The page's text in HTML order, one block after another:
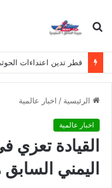
بحث
الرئيسية / اخبار عالمية
اخبار عالمية
القيادة تعزي
اليمني